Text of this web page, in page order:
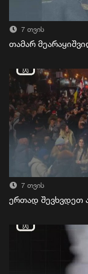
7 თვის
თამარ
7 თვის
ერთად შევხვდეთ